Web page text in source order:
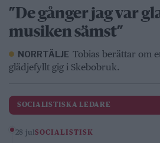
”De gånger jag var
musiken sämst”
NORRTÄLJE Tobias berättar om
glädjefyllt gig i Skebobruk.
SOCIALISTISKA LEDARE
28 julSOCIALISTISK